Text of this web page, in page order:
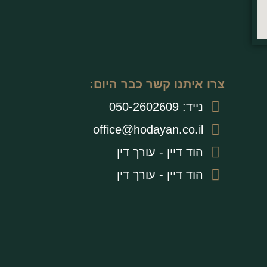
צרו איתנו קשר כבר היום:
נייד: ⁩050-2602609
office@hodayan.co.il
הוד דיין - עורך דין
הוד דיין - עורך דין